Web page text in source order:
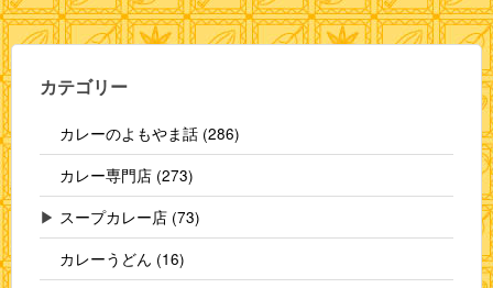
カテゴリー
カレーのよもやま話 (286)
カレー専門店 (273)
▶ スープカレー店 (73)
カレーうどん (16)